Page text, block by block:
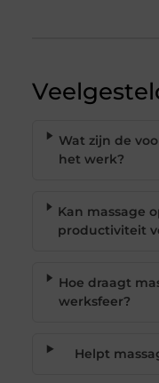
Wat zijn de
het werk?
Kan massage
productiviteit
Hoe draagt
werksfeer?
Helpt